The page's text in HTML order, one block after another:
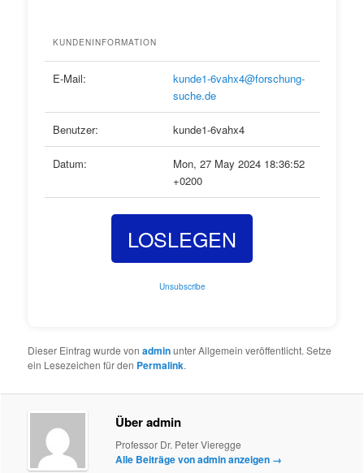
KUNDENINFORMATION
E-Mail:
kunde1-6vahx4@forschung-
suche.de
Benutzer: kunde1-6vahx4
Datum:
Mon, 27 May 2024 18:36:52
+0200
LOSLEGEN
Unsubscribe
Dieser Eintrag wurde vonadminunter Allgemein veröffentlicht. Setze
ein Lesezeichen für den Permalink.
Über admin
Professor Dr. Peter Vieregge
Alle Beiträge von admin anzeigen →